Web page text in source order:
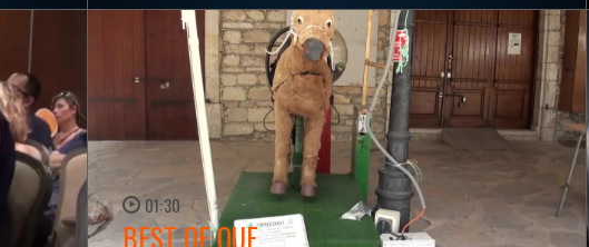
01:30
BEST OF OUF